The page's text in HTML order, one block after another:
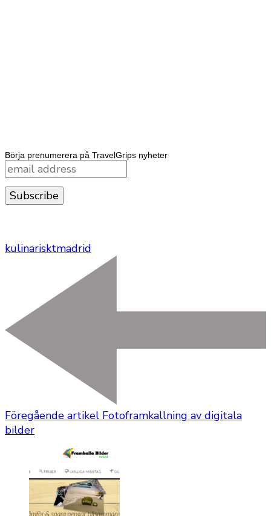
Börja prenumerera på TravelGrips nyheter
kulinarisktmadrid
Föregående artikel Fotoframkallning av digitala
bilder